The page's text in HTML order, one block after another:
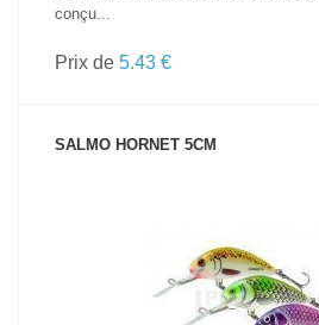
conçu...
Prix de 5.43 €
SALMO HORNET 5CM
VOIR LE PRODUIT